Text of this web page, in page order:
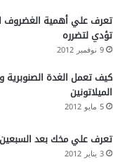
تعرف علي أهمية الغضروف
تؤدي لتضرره
9 نوفمبر 2012
كيف تعمل الغدة الصنوبرية
الميلاتونين
5 مايو 2012
تعرف علي مخك بعد السبعين
3 يناير 2012